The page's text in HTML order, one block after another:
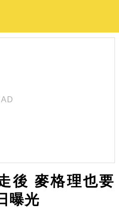
後 麥格理也要
曝光